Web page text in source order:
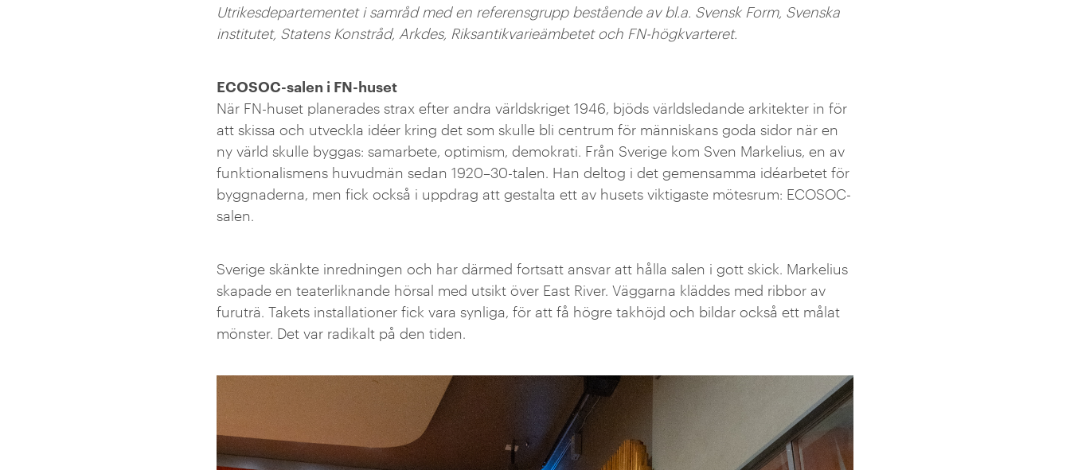
Utrikesdepartementet i samråd med en referensgrupp bestående av bl.a. Svensk Form, Svenska
institutet, Statens Konstråd, Arkdes, Riksantikvarieämbetet och FN-högkvarteret.
ECOSOC-salen i FN-huset
När FN-huset planerades strax efter andra världskriget 1946, bjöds världsledande arkitekter in för
att skissa och utveckla idéer kring det som skulle bli centrum för människans goda sidor när en
ny värld skulle byggas: samarbete, optimism, demokrati. Från Sverige kom Sven Markelius, en av
funktionalismens huvudmän sedan 1920–30-talen. Han deltog i det gemensamma idéarbetet för
byggnaderna, men fick också i uppdrag att gestalta ett av husets viktigaste mötesrum: ECOSOC-
salen.
Sverige skänkte inredningen och har därmed fortsatt ansvar att hålla salen i gott skick. Markelius
skapade en teaterliknande hörsal med utsikt över East River. Väggarna kläddes med ribbor av
furuträ. Takets installationer fick vara synliga, för att få högre takhöjd och bildar också ett målat
mönster. Det var radikalt på den tiden.